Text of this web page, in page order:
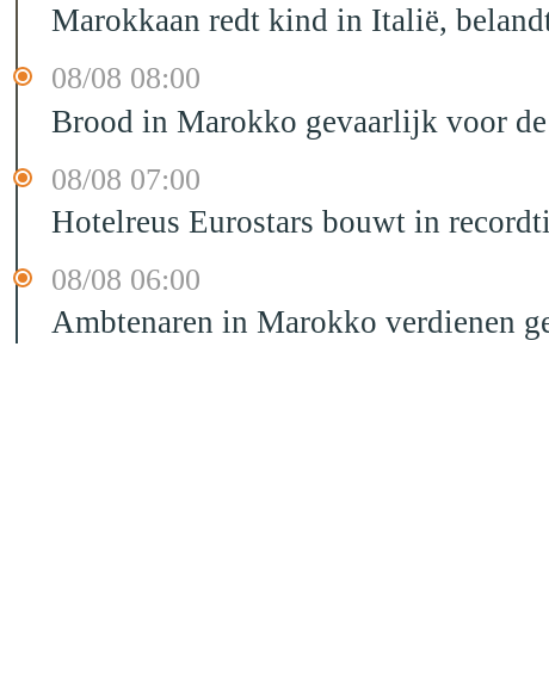
Marokkaan redt kind in Italië,
08/08 08:00
Brood in Marokko gevaarlijk voor de
08/08 07:00
Hotelreus Eurostars bouwt in
08/08 06:00
Ambtenaren in Marokko verdienen